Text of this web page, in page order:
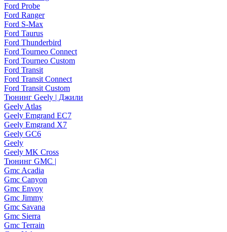
Ford Probe
Ford Ranger
Ford S-Max
Ford Taurus
Ford Thunderbird
Ford Tourneo Connect
Ford Tourneo Custom
Ford Transit
Ford Transit Connect
Ford Transit Custom
Тюнинг Geely | Джили
Geely Atlas
Geely Emgrand EC7
Geely Emgrand X7
Geely GC6
Geely
Geely MK Cross
Тюнинг GMC |
Gmc Acadia
Gmc Canyon
Gmc Envoy
Gmc Jimmy
Gmc Savana
Gmc Sierra
Gmc Terrain